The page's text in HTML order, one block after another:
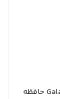
گوشی موبایل سامسونگ مدل Galaxy A56 5G حافظه